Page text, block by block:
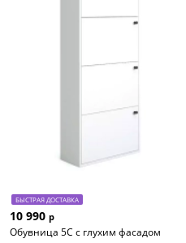
БЫСТРАЯ ДОСТАВКА
10 990 р
Обувница 5С с глухим фасадом